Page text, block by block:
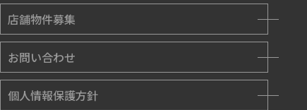
店舗物件募集
お問い合わせ
個人情報保護方針